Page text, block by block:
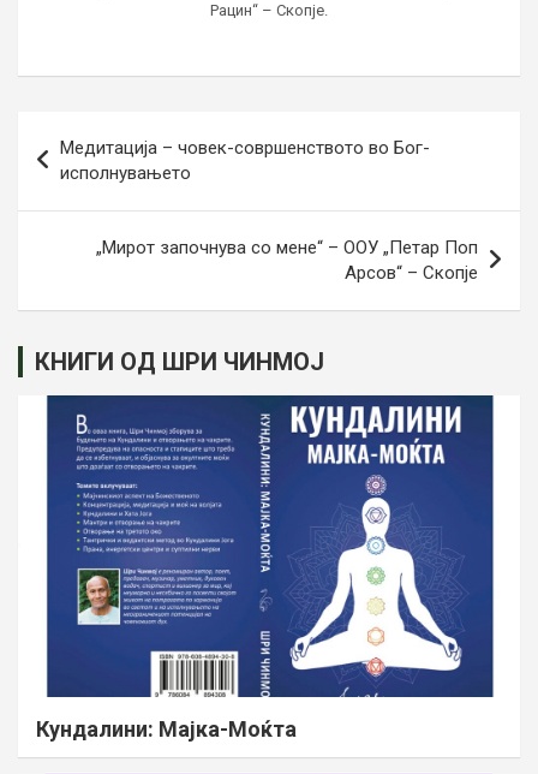
Рацин“ – Скопје.
navigation
Медитација – човек-совршенството во Бог-
исполнувањето
„Мирот започнува со мене“ – ООУ „Петар Поп
Арсов“ – Скопје
КНИГИ ОД ШРИ ЧИНМОЈ
Кундалини: Мајка-Моќта